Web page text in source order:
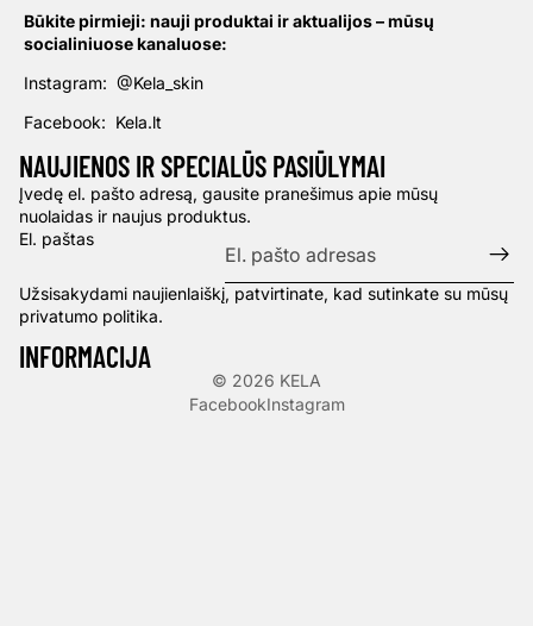
Būkite pirmieji: nauji produktai ir aktualijos – mūsų
socialiniuose kanaluose:
Instagram: @Kela_skin
Facebook: Kela.lt
NAUJIENOS IR SPECIALŪS PASIŪLYMAI
Įvedę el. pašto adresą, gausite pranešimus apie mūsų
nuolaidas ir naujus produktus.
El. paštas
Užsisakydami naujienlaiškį, patvirtinate, kad sutinkate su mūsų
privatumo politika.
INFORMACIJA
© 2026 KELA
FacebookInstagram